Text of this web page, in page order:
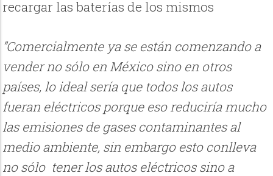
recargar las baterías de los mismos
”Comercialmente ya se están comenzando a
vender no sólo en México sino en otros
países, lo ideal sería que todos los autos
fueran eléctricos porque eso reduciría mucho
las emisiones de gases contaminantes al
medio ambiente, sin embargo esto conlleva
no sólo tener los autos eléctricos sino a